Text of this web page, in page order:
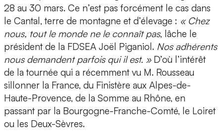
28 au 30 mars. Ce n’est pas forcément le cas dans
le Cantal, terre de montagne et d’élevage : « Chez
nous, tout le monde ne le connaît pas, lâche le
président de la FDSEA Joël Piganiol. Nos adhérents
nous demandent parfois qui il est. »D’où l’intérêt
de la tournée qui a récemment vu M. Rousseau
sillonner la France, du Finistère aux Alpes-de-
Haute-Provence, de la Somme au Rhône, en
passant par la Bourgogne-Franche-Comté, le Loiret
ou les Deux-Sèvres.